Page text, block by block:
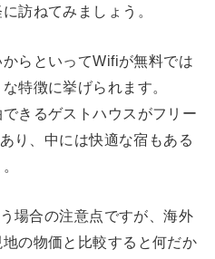
訪ねてみましょう。
らといってWifiが無料では
特徴に挙げられます。
きるゲストハウスがフリー
り、中には快適な宿もある
場合の注意点ですが、海外
の物価と比較すると何だか